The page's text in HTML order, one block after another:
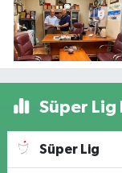
Süper Lig
Süper Lig